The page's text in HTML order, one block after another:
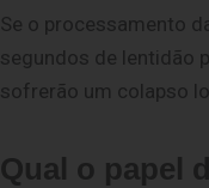
Se o processamento
segundos de lentidão
sofrerão um colapso
Qual o papel